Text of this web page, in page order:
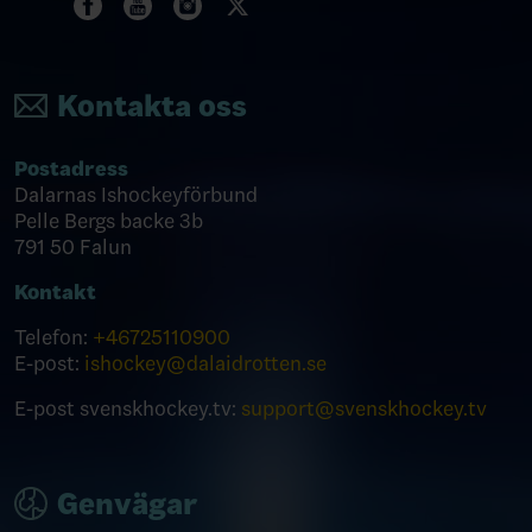
Kontakta oss
Postadress
Dalarnas Ishockeyförbund
Pelle Bergs backe 3b
791 50 Falun
Kontakt
Telefon: +46725110900
E-post: ishockey@dalaidrotten.se
E-post svenskhockey.tv: support@svenskhockey.tv
Genvägar